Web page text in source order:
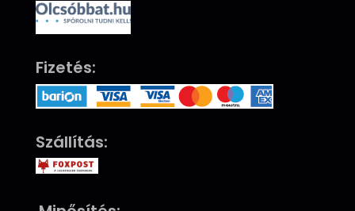
Fizetés:
Szállítás: